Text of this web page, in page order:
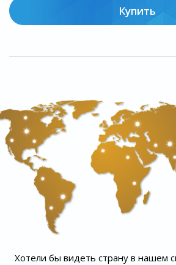
Купить
Хотели бы видеть страну в нашем